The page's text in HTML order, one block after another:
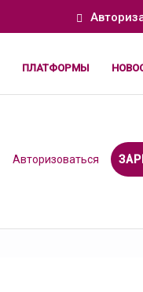
ПЛАТФОРМЫ
Авторизоваться